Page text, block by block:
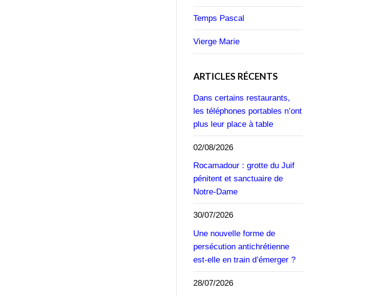
Temps Pascal
Vierge Marie
ARTICLES RÉCENTS
Dans certains restaurants,
les téléphones portables n’ont
plus leur place à table
02/08/2026
Rocamadour : grotte du Juif
pénitent et sanctuaire de
Notre-Dame
30/07/2026
Une nouvelle forme de
persécution antichrétienne
est-elle en train d’émerger ?
28/07/2026